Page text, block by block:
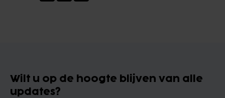
Wilt u op de hoogte blijven van alle
updates?